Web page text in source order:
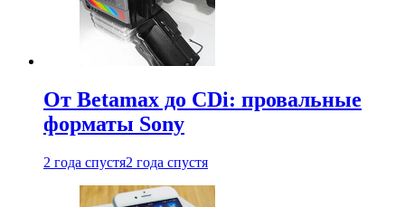
От Betamax до CDi: провальные
форматы Sony
2 года спустя2 года спустя